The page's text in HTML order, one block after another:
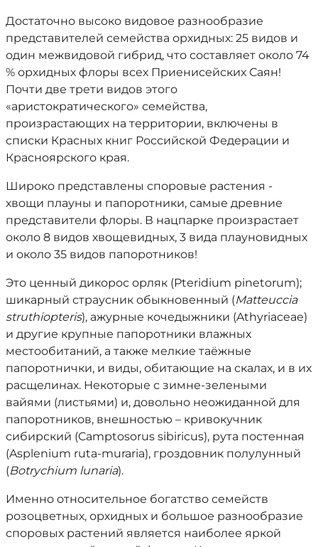
Достаточно высоко видовое разнообразие
представителей семейства орхидных: 25 видов и
один межвидовой гибрид, что составляет около 74
% орхидных флоры всех Приенисейских Саян!
Почти две трети видов этого
«аристократического» семейства,
произрастающих на территории, включены в
списки Красных книг Российской Федерации и
Красноярского края.
Широко представлены споровые растения -
хвощи плауны и папоротники, самые древние
представители флоры. В нацпарке произрастает
около 8 видов хвощевидных, 3 вида плауновидных
и около 35 видов папоротников!
Это ценный дикорос орляк (Pteridium pinetorum);
шикарный страусник обыкновенный (Matteuccia
struthiopteris), ажурные кочедыжники (Athyriaceae)
и другие крупные папоротники влажных
местообитаний, а также мелкие таёжные
папоротнички, и виды, обитающие на скалах, и в их
расщелинах. Некоторые с зимне-зелеными
вайями (листьями) и, довольно неожиданной для
папоротников, внешностью – кривокучник
сибирский (Camptosorus sibiricus), рута постенная
(Asplenium ruta-muraria), гроздовник полулунный
(Botrychium lunaria).
Именно относительное богатство семейств
розоцветных, орхидных и большое разнообразие
споровых растений является наиболее яркой